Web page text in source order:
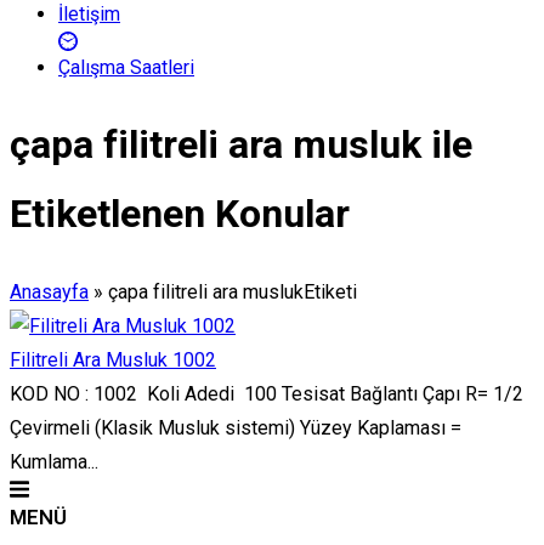
İletişim
Çalışma Saatleri
çapa filitreli ara musluk ile
Etiketlenen Konular
Anasayfa » çapa filitreli ara muslukEtiketi
Filitreli Ara Musluk 1002
KOD NO : 1002 Koli Adedi 100 Tesisat Bağlantı Çapı R= 1/2
Çevirmeli (Klasik Musluk sistemi) Yüzey Kaplaması =
Kumlama...
MENÜ